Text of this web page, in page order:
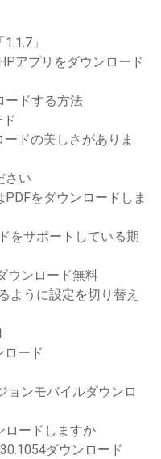
」
アプリをダウンロード
ードする方法
ドの美しさがありま
さい
をダウンロードしま
をサポートしている期
ウンロード無料
ように設定を切り替え
ロード
ョンモバイルダウンロ
ロードしますか
ダウンロード